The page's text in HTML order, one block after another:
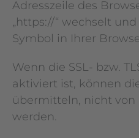
Adresszeile des
„https://“ wechselt
Symbol in Ihrer
Wenn die SSL- bzw.
aktiviert ist, können
übermitteln, nicht
werden.